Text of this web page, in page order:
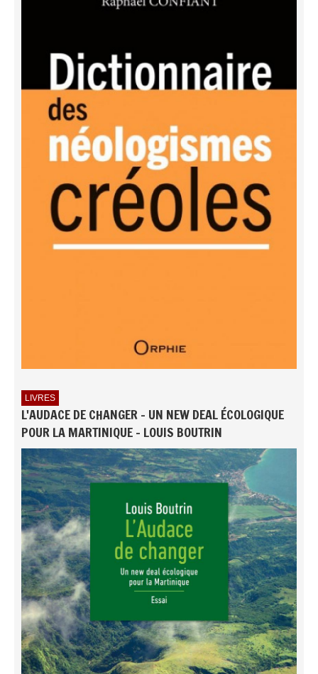
LIVRES
L'AUDACE DE CHANGER - UN NEW DEAL ÉCOLOGIQUE
POUR LA MARTINIQUE - LOUIS BOUTRIN